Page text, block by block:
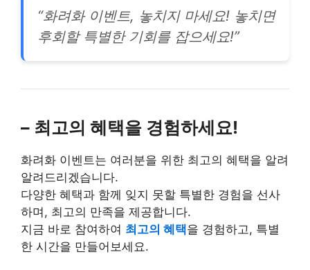
“화려화 이벤트, 놓치지 마세요! 놓치면
후회할 특별한 기회를 잡으세요!”
– 최고의 혜택을 경험하세요!
화려화 이벤트는 여러분을 위한 최고의 혜택을 알려
알려드리겠습니다.
다양한 혜택과 함께 잊지 못할 특별한 경험을 선사
하며, 최고의 만족을 제공합니다.
지금 바로 참여하여 최고의 혜택을 경험하고, 특별
한 시간을 만들어보세요.